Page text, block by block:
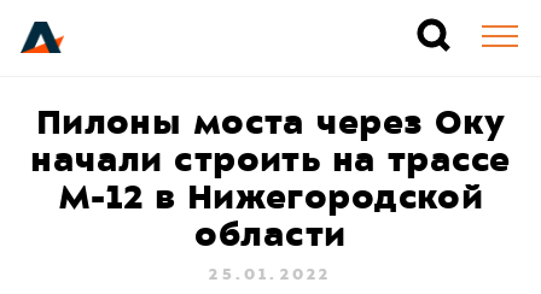
Пилоны моста через Оку
начали строить на трассе
М-12 в Нижегородской
области
25.01.2022